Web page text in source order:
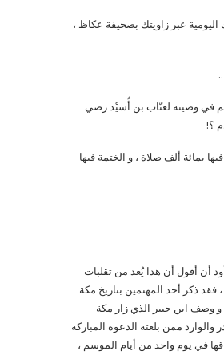
اليومية عبر زاويتك بصحيفة عكاظ ،
في وصيته لعتّاب بن أُسيْد رضي
؟!
بمائة ألف صلاة ، و الختمة فيها
أن أقول أن هذا يُعد من تقلبات
ذكر أحد المهتمين بتاريخ مكة
وصف ابن جبير الذي زار مكة
للصادر والوارد ممن بلغته الدعوة المباركة
في يوم واحد من أيام الموسم ،